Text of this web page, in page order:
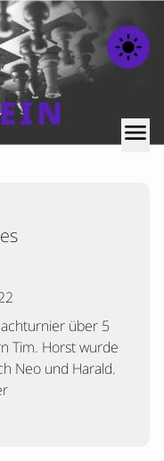
light_mode
menu
über 5
Tim. Horst wurde
Neo und Harald.